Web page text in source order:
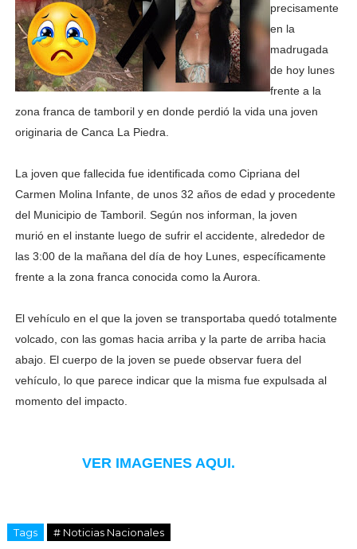
precisamente
en la
madrugada
de hoy lunes
frente a la
zona franca de tamboril y en donde perdió la vida una joven
originaria de Canca La Piedra.
La joven que fallecida fue identificada como Cipriana del
Carmen Molina Infante, de unos 32 años de edad y procedente
del Municipio de Tamboril. Según nos informan, la joven
murió en el instante luego de sufrir el accidente, alrededor de
las 3:00 de la mañana del día de hoy Lunes, específicamente
frente a la zona franca conocida como la Aurora.
El vehículo en el que la joven se transportaba quedó totalmente
volcado, con las gomas hacia arriba y la parte de arriba hacia
abajo. El cuerpo de la joven se puede observar fuera del
vehículo, lo que parece indicar que la misma fue expulsada al
momento del impacto.
VER IMAGENES AQUI.
Tags # Noticias Nacionales